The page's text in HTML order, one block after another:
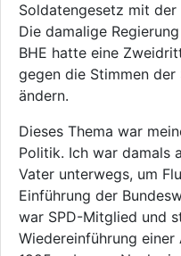
Soldatengesetz mit der
Die damalige
BHE hatte eine
gegen die Stimmen der
ändern.
Dieses Thema war
Politik. Ich war damals
Vater unterwegs, um
Einführung der
war SPD-Mitglied und
Wiedereinführung